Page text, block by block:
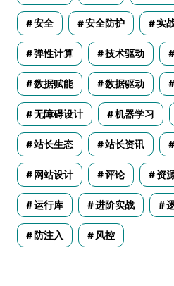
安全 安全防护 实
弹性计算 技术驱动
数据赋能 数据驱动
无障碍设计 机器学习
站长生态 站长资讯
网站设计 评论 资
运行库 进阶实战
防注入 风控